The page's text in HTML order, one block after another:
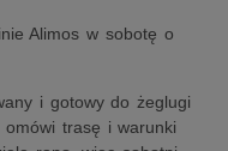
Alimos w sobotę o
i gotowy do żeglugi
trasę i warunki